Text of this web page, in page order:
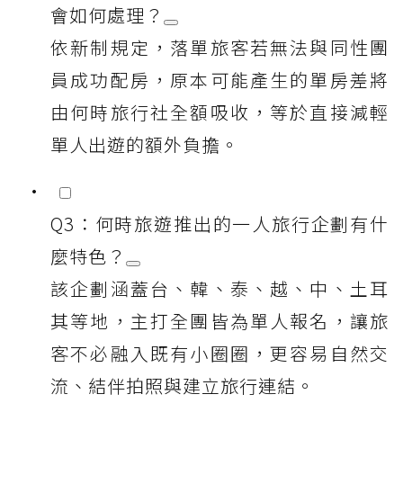
會如何處理？
依新制規定，落單旅客若無法與同性團
員成功配房，原本可能產生的單房差將
由何時旅行社全額吸收，等於直接減輕
單人出遊的額外負擔。
Q3：何時旅遊推出的一人旅行企劃有什
麼特色？
該企劃涵蓋台、韓、泰、越、中、土耳
其等地，主打全團皆為單人報名，讓旅
客不必融入既有小圈圈，更容易自然交
流、結伴拍照與建立旅行連結。